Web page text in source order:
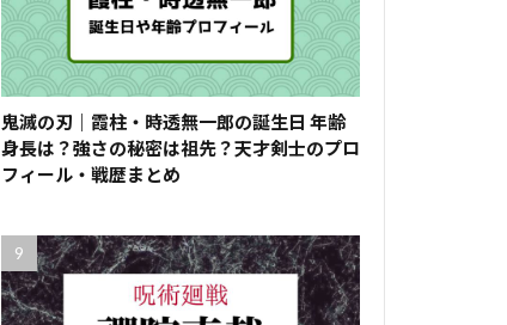
鬼滅の刃｜霞柱・時透無一郎の誕生日 年齢
身長は？強さの秘密は祖先？天才剣士のプロ
フィール・戦歴まとめ